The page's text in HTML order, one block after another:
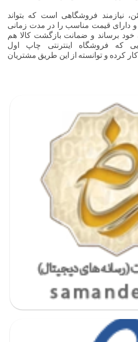
نیازمند فروشگاهی است که بتواند
و دارای قیمت مناسب را در مدت زمانی
برساند و ضمانت بازگشت کالا هم
که فروشگاه اینترنتی چاپ اول
و توانسته از این طریق مشتریان